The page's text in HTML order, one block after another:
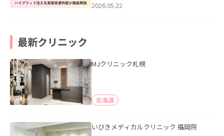
た。
2026.05.22
最新クリニック
MJクリニック札幌
北海道
いびきメディカルクリニック 福岡院